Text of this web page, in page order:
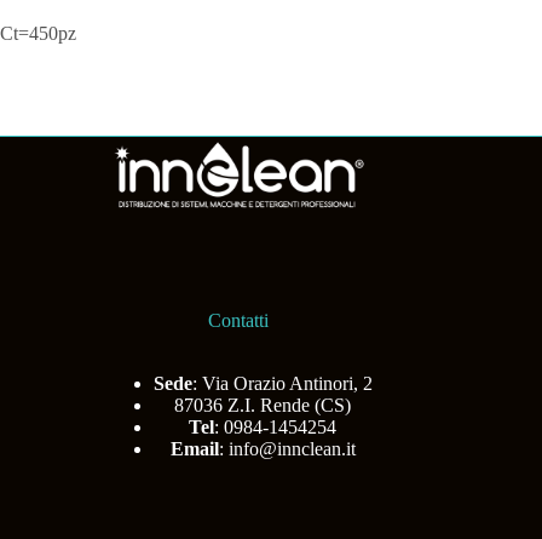
Ct=450pz
Contatti
Sede: Via Orazio Antinori, 2
87036 Z.I. Rende (CS)
Tel: 0984-1454254
Email: info@innclean.it